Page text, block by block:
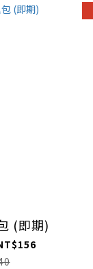
(即期)